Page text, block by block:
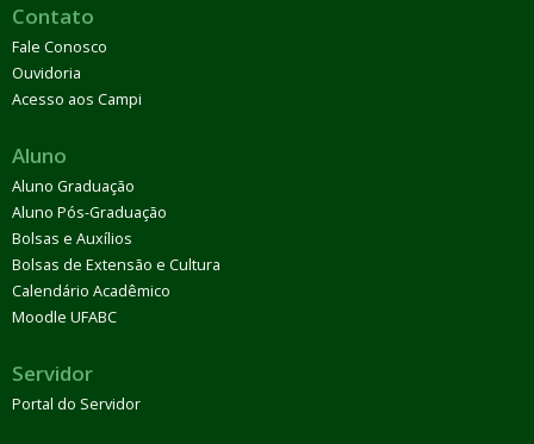
Contato
Fale Conosco
Ouvidoria
Acesso aos Campi
Aluno
Aluno Graduação
Aluno Pós-Graduação
Bolsas e Auxílios
Bolsas de Extensão e Cultura
Calendário Acadêmico
Moodle UFABC
Servidor
Portal do Servidor